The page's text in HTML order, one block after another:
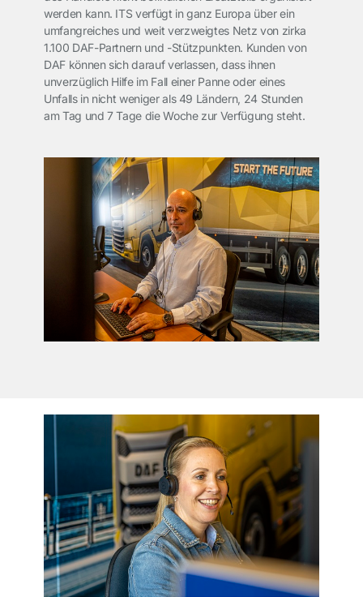
werden kann. ITS verfügt in ganz Europa über ein
umfangreiches und weit verzweigtes Netz von zirka
1.100 DAF-Partnern und -Stützpunkten. Kunden von
DAF können sich darauf verlassen, dass ihnen
unverzüglich Hilfe im Fall einer Panne oder eines
Unfalls in nicht weniger als 49 Ländern, 24 Stunden
am Tag und 7 Tage die Woche zur Verfügung steht.